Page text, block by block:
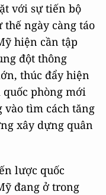
với sự tiến bộ
ngày càng táo
hiện cần tập
đột thông
thúc đẩy hiện
phòng mới
vào tìm cách tăng
xây dựng quân
lược quốc
đang ở trong